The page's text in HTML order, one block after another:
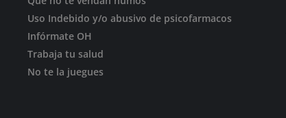
Uso Indebido y/o abusivo de psicofarmacos
Infórmate OH
Trabaja tu salud
No te la juegues